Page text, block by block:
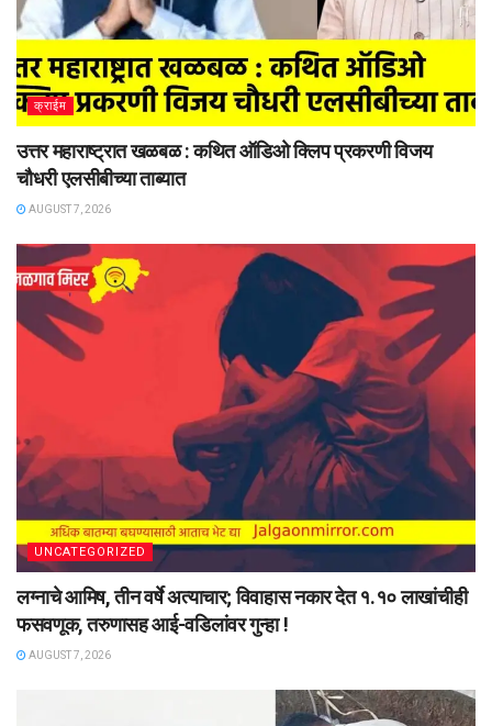
क्राईम
उत्तर महाराष्ट्रात खळबळ : कथित ऑडिओ क्लिप प्रकरणी विजय
चौधरी एलसीबीच्या ताब्यात
AUGUST 7, 2026
UNCATEGORIZED
लग्नाचे आमिष, तीन वर्षे अत्याचार; विवाहास नकार देत १.१० लाखांचीही
फसवणूक, तरुणासह आई-वडिलांवर गुन्हा !
AUGUST 7, 2026